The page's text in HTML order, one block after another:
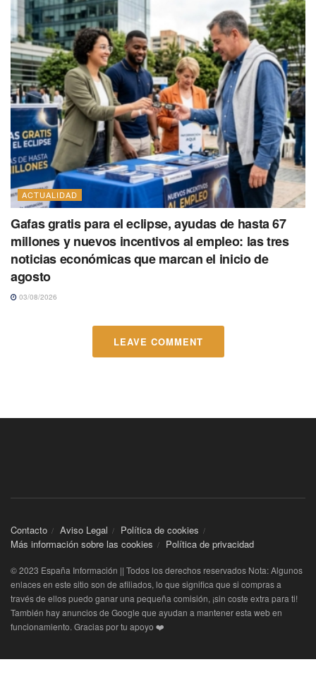
ACTUALIDAD
Gafas gratis para el eclipse, ayudas de hasta 67
millones y nuevos incentivos al empleo: las tres
noticias económicas que marcan el inicio de
agosto
03/08/2026
LEAVE COMMENT
Contacto Aviso Legal
Política de cookies
Más información sobre las cookies
Política de privacidad
© 2023 España Información || Todos los derechos reservados Nota: Algunos
enlaces en este sitio son de afiliados, lo que significa que si compras a
través de ellos puedo ganar una pequeña comisión, ¡sin coste extra para ti!
También hay anuncios de Google que ayudan a mantener esta web en
funcionamiento. Gracias por tu apoyo ❤️